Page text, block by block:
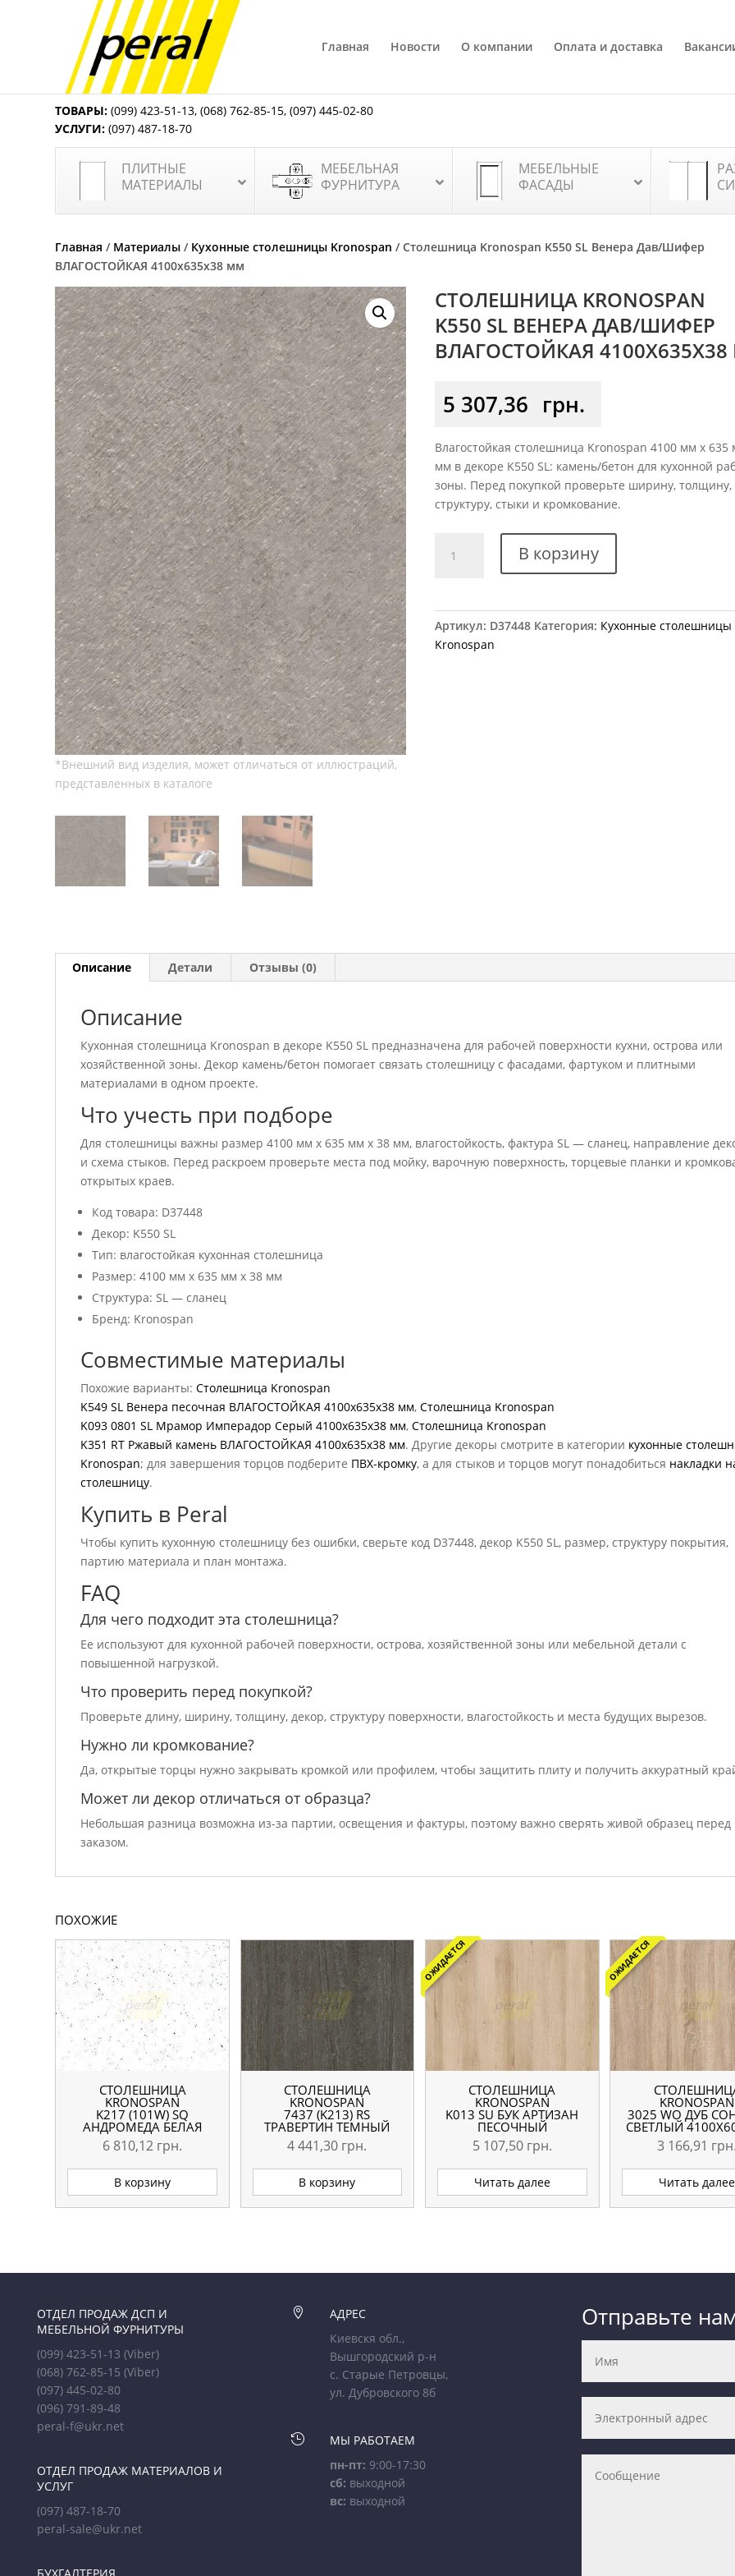
Главная Новости О компании Оплата и доставка
ТОВАРЫ: (099) 423-51-13,(068) 762-85-15,(097) 445-02-80
УСЛУГИ: (097) 487-18-70
ПЛИТНЫЕ
МАТЕРИАЛЫ
МЕБЕЛЬНАЯ
ФУРНИТУРА
МЕБЕЛЬНЫЕ
ФАСАДЫ
Главная / Материалы / Кухонные столешницы Kronospan / Столешница Kronospan K550 SL Венера Дав/Шифер
ВЛАГОСТОЙКАЯ 4100x635x38 мм
СТОЛЕШНИЦА KRONOSPAN
K550 SL ВЕНЕРА ДАВ/ШИФЕР
ВЛАГОСТОЙКАЯ
5 307,36 грн.
Влагостойкая столешница Kronospan 4100 мм x 635
мм в декоре K550 SL: камень/бетон для кухонной
зоны. Перед покупкой проверьте ширину, толщину,
структуру, стыки и кромкование.
товара
Столешница
SL
Венера
В корзину
Артикул: D37448 Категория: Кухонные столешницы
Kronospan
Описание Детали Отзывы (0)
Описание
Кухонная столешница Kronospan в декоре K550 SL предназначена для рабочей поверхности кухни, острова или
хозяйственной зоны. Декор камень/бетон помогает связать столешницу с фасадами, фартуком и плитными
материалами в одном проекте.
Что учесть при подборе
Для столешницы важны размер 4100 мм x 635 мм x 38 мм, влагостойкость, фактура SL — сланец, направление
и схема стыков. Перед раскроем проверьте места под мойку, варочную поверхность, торцевые планки и
открытых краев.
Код товара: D37448
Декор: K550 SL
Тип: влагостойкая кухонная столешница
Размер: 4100 мм x 635 мм x 38 мм
Структура: SL — сланец
Бренд: Kronospan
Совместимые материалы
Похожие варианты:Столешница Kronospan
K549 SL Венера песочная ВЛАГОСТОЙКАЯ 4100x635x38 мм,Столешница Kronospan
K093 0801 SL Мрамор Имперадор Серый 4100x635x38 мм,Столешница Kronospan
K351 RT Ржавый камень ВЛАГОСТОЙКАЯ 4100x635x38 мм. Другие декоры смотрите в категории кухонные
Kronospan; для завершения торцов подберите ПВХ-кромку, а для стыков и торцов могут понадобиться накладки
столешницу.
Купить в Peral
Чтобы купить кухонную столешницу без ошибки, сверьте код D37448, декор K550 SL, размер, структуру покрытия,
партию материала и план монтажа.
FAQ
Для чего подходит эта столешница?
Ее используют для кухонной рабочей поверхности, острова, хозяйственной зоны или мебельной детали с
повышенной нагрузкой.
Что проверить перед покупкой?
Проверьте длину, ширину, толщину, декор, структуру поверхности, влагостойкость и места будущих вырезов.
Нужно ли кромкование?
Да, открытые торцы нужно закрывать кромкой или профилем, чтобы защитить плиту и получить аккуратный
Может ли декор отличаться от образца?
Небольшая разница возможна из-за партии, освещения и фактуры, поэтому важно сверять живой образец перед
заказом.
ПОХОЖИЕ
СТОЛЕШНИЦА
KRONOSPAN
K217 (101W) SQ
АНДРОМЕДА БЕЛАЯ
4100X600X38 ММ
6 810,12 грн.
В корзину
СТОЛЕШНИЦА
KRONOSPAN
7437 (K213) RS
ТРАВЕРТИН ТЕМНЫЙ
4100X600X38 ММ
4 441,30 грн.
В корзину
ОЖИДАЕТСЯ
СТОЛЕШНИЦА
KRONOSPAN
K013 SU БУК АРТИЗАН
ПЕСОЧНЫЙ
4100X600X38 ММ
5 107,50 грн.
Читать далее
ОЖИДАЕТСЯ
KRONOSPAN
3025 WO ДУБ
СВЕТЛЫЙ
ММ
3 166,91
Читать далее
ОТДЕЛ ПРОДАЖ ДСП И
МЕБЕЛЬНОЙ ФУРНИТУРЫ
(099) 423-51-13(Viber)
(068) 762-85-15(Viber)
(097) 445-02-80
(096) 791-89-48
peral-f@ukr.net
ОТДЕЛ ПРОДАЖ МАТЕРИАЛОВ И
УСЛУГ
(097) 487-18-70
peral-sale@ukr.net

АДРЕС
Киевскя обл.,
Вышгородский р-н
с. Старые Петровцы,
ул. Дубровского 8б

МЫ РАБОТАЕМ
пн-пт: 9:00-17:30
сб: выходной
вс: выходной
Отправьте